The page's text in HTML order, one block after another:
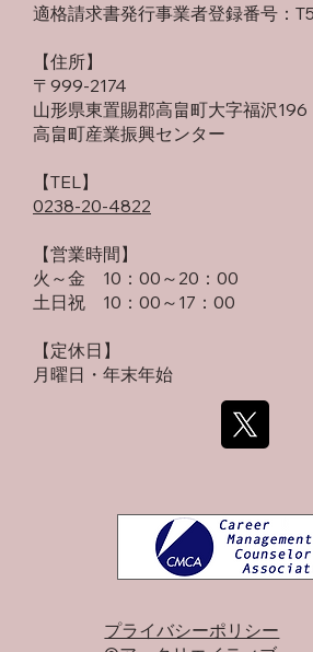
適格請求書発行事業者登録番号：
【住所】
〒999-2174
山形県東置賜郡高畠町大字福沢196
高畠町産業振興センター
​【TEL】
0238-20-4822
【営業時間】
火～金 10：00～20：00
土日祝 10：00～17：00
【定休日】
月曜日・年末年始
プライバシーポリシー